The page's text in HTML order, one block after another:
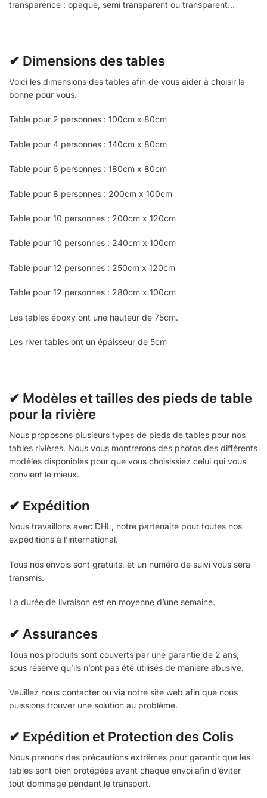
transparence : opaque, semi transparent ou transparent…
✔ Dimensions des tables
Voici les dimensions des tables afin de vous aider à choisir la
bonne pour vous.
Table pour 2 personnes : 100cm x 80cm
Table pour 4 personnes : 140cm x 80cm
Table pour 6 personnes : 180cm x 80cm
Table pour 8 personnes : 200cm x 100cm
Table pour 10 personnes : 200cm x 120cm
Table pour 10 personnes : 240cm x 100cm
Table pour 12 personnes : 250cm x 120cm
Table pour 12 personnes : 280cm x 100cm
Les tables époxy ont une hauteur de 75cm.
Les river tables ont un épaisseur de 5cm
✔ Modèles et tailles des pieds de table
pour la rivière
Nous proposons plusieurs types de pieds de tables pour nos
tables rivières. Nous vous montrerons des photos des différents
modèles disponibles pour que vous choisissiez celui qui vous
convient le mieux.
✔ Expédition
Nous travaillons avec DHL, notre partenaire pour toutes nos
expéditions à l’international.
Tous nos envois sont gratuits, et un numéro de suivi vous sera
transmis.
La durée de livraison est en moyenne d’une semaine.
✔ Assurances
Tous nos produits sont couverts par une garantie de 2 ans,
sous réserve qu’ils n’ont pas été utilisés de manière abusive.
Veuillez nous contacter ou via notre site web afin que nous
puissions trouver une solution au problème.
✔ Expédition et Protection des Colis
Nous prenons des précautions extrêmes pour garantir que les
tables sont bien protégées avant chaque envoi afin d’éviter
tout dommage pendant le transport.